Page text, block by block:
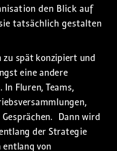
den Blick auf
tatsächlich gestalten
spät konzipiert und
eine andere
In Fluren, Teams,
Dann wird
der Strategie
von